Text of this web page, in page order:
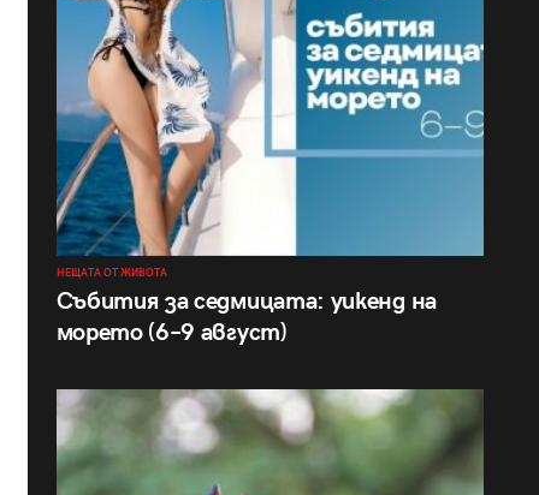
НЕЩАТА ОТ ЖИВОТА
Събития за седмицата: уикенд на
морето (6–9 август)